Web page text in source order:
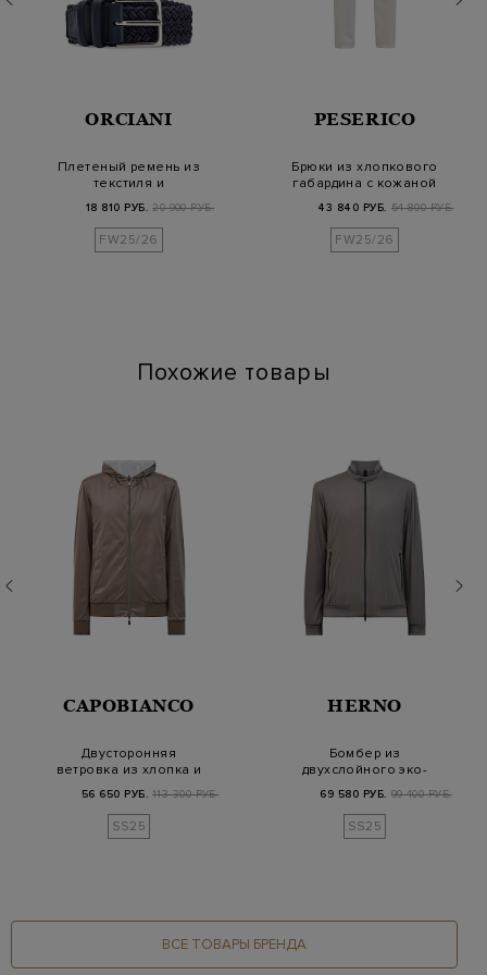
ORCIANI
Плетеный ремень из
текстиля и
кожи
18 810 РУБ. 20 900 РУБ.
FW25/26
PESERICO
Брюки из хлопкового
габардина с кожаной
43 840 РУБ. 54 800 РУБ.
FW25/26
Похожие товары
CAPOBIANCO
Двусторонняя
ветровка из хлопка и
матового
влагозащитн…
56 650 РУБ. 113 300 РУБ.
SS25
HERNO
Бомбер из
двухслойного эко-
микроволокна с
трикотажной…
69 580 РУБ. 99 400 РУБ.
SS25
ВСЕ ТОВАРЫ БРЕНДА